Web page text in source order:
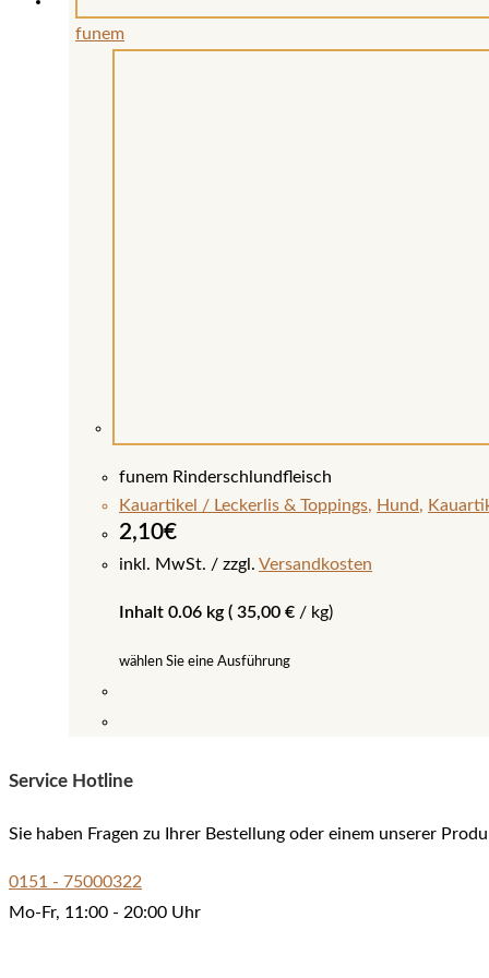
funem
funem Rinderschlundfleisch
Kauartikel / Leckerlis & Toppings, Hund,
2,10€
inkl. MwSt. zzgl. Versandkosten
Inhalt 0.06 kg ( 35,00 € / kg)
wählen Sie eine Ausführung
weist
Varianten
auf.
Die
Service Hotline
Sie haben Fragen zu Ihrer Bestellung oder einem unserer
0151 - 75000322
Mo-Fr, 11:00 - 20:00 Uhr